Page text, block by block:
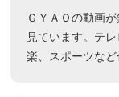
ＧＹＡＯの動画
見ています。テ
楽、スポーツなど